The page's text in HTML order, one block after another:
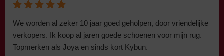
We worden al zeker 10 jaar goed geholpen, door vriendelijke
verkopers. Ik koop al jaren goede schoenen voor mijn rug.
Topmerken als Joya en sinds kort Kybun.